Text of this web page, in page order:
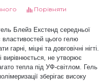
Порівняти
Блейз Екстенд середньої
цього гелю
міцні та довговічні нігті.
вирівнюється, не утворює
тепла під УФ-світлом. Гель
зберігає високу